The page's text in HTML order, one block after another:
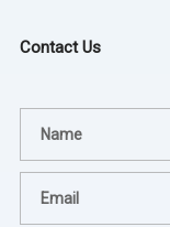
Contact Us